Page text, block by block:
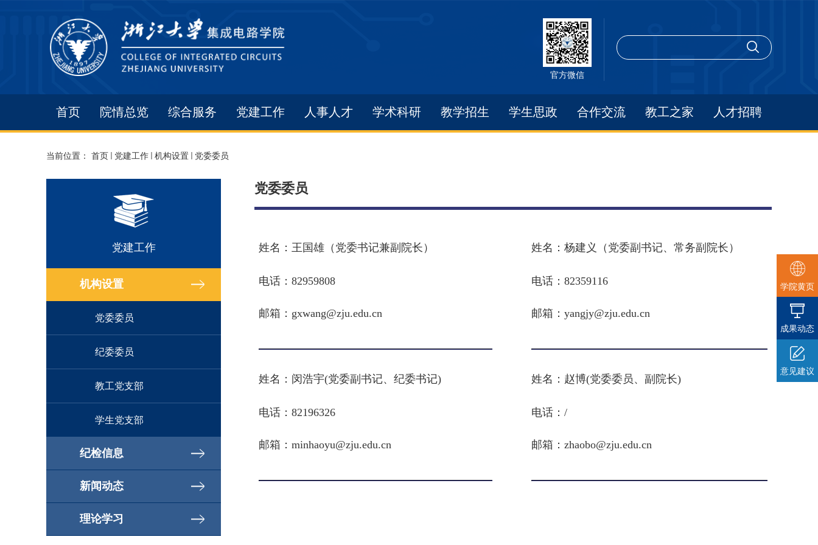
官方微信
首页 院情总览 综合服务 党建工作 人事人才 学术科研 教学招生 学生思政 合作交流 教工之家 人才招聘
当前位置： 首页 党建工作 机构设置 党委委员
党建工作
机构设置
党委委员
纪委委员
教工党支部
学生党支部
纪检信息
新闻动态
理论学习
党委委员
姓名：王国雄（党委书记兼副院长） 姓名：杨建义（ 党委副书记、常务副院长）
电话： 82959808 电话： 82359116
邮箱： gxwang@zju.edu.cn 邮箱： yangjy@zju.edu.cn
姓名： 闵浩宇(党委副书记、纪委书记) 姓名： 赵博(党委委员 、副院长)
电话： 82196326 电话： /
邮箱： minhaoyu@zju.edu.cn 邮箱： zhaobo@zju.edu.cn
学院黄页
成果动态
意见建议